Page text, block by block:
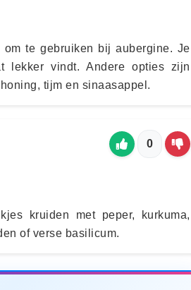
te gebruiken bij aubergine. Je
lekker vindt. Andere opties zijn
tijm en sinaasappel.
0
kruiden met peper, kurkuma,
of verse basilicum.